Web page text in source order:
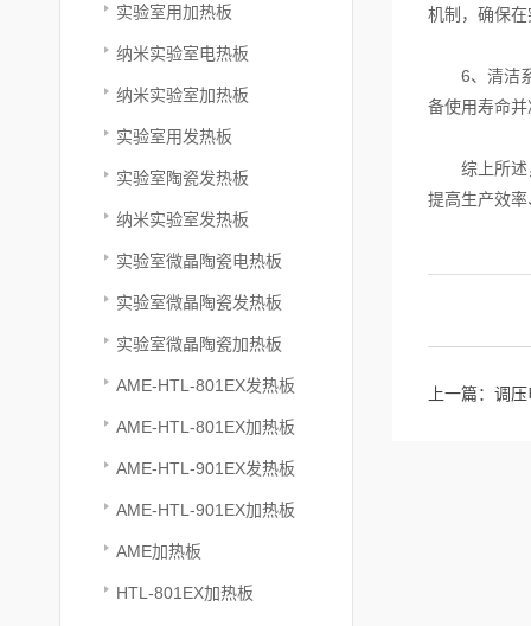
实验室用加热板
纳米实验室电热板
纳米实验室加热板
实验室用发热板
实验室陶瓷发热板
纳米实验室发热板
实验室微晶陶瓷电热板
实验室微晶陶瓷发热板
实验室微晶陶瓷加热板
AME-HTL-801EX发热板
AME-HTL-801EX加热板
AME-HTL-901EX发热板
AME-HTL-901EX加热板
AME加热板
HTL-801EX加热板
机制，确保
6、清洁系
备使用寿命
综上所述，
提高生产效
上一篇： 调压